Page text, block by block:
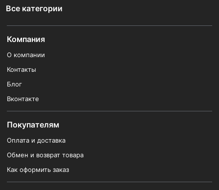
Все категории
Компания
О компании
Контакты
Блог
Вконтакте
Покупателям
Оплата и доставка
Обмен и возврат товара
Как оформить заказ